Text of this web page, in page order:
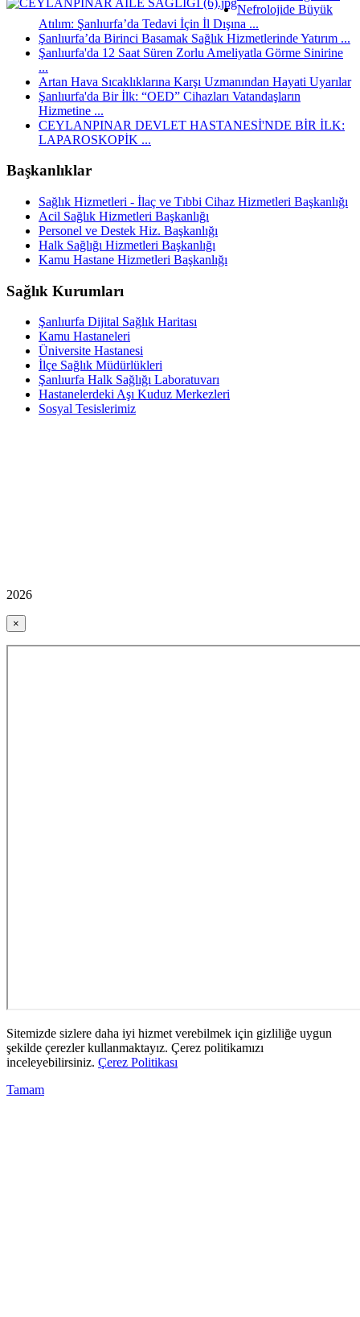
Nefrolojide Büyük
Atılım: Şanlıurfa’da Tedavi İçin İl Dışına ...
Şanlıurfa’da Birinci Basamak Sağlık Hizmetlerinde Yatırım ...
Şanlıurfa'da 12 Saat Süren Zorlu Ameliyatla Görme Sinirine
...
Artan Hava Sıcaklıklarına Karşı Uzmanından Hayati Uyarılar
Şanlıurfa'da Bir İlk: “OED” Cihazları Vatandaşların
Hizmetine ...
CEYLANPINAR DEVLET HASTANESİ'NDE BİR İLK:
LAPAROSKOPİK ...
Başkanlıklar
Sağlık Hizmetleri - İlaç ve Tıbbi Cihaz Hizmetleri Başkanlığı
Acil Sağlık Hizmetleri Başkanlığı
Personel ve Destek Hiz. Başkanlığı
Halk Sağlığı Hizmetleri Başkanlığı
Kamu Hastane Hizmetleri Başkanlığı
Sağlık Kurumları
Şanlıurfa Dijital Sağlık Haritası
Kamu Hastaneleri
Üniversite Hastanesi
İlçe Sağlık Müdürlükleri
Şanlıurfa Halk Sağlığı Laboratuvarı
Hastanelerdeki Aşı Kuduz Merkezleri
Sosyal Tesislerimiz
2026
×
Sitemizde sizlere daha iyi hizmet verebilmek için gizliliğe uygun
şekilde çerezler kullanmaktayız. Çerez politikamızı
inceleyebilirsiniz. Çerez Politikası
Tamam